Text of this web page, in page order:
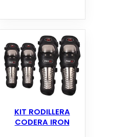
KIT RODILLERA
CODERA IRON